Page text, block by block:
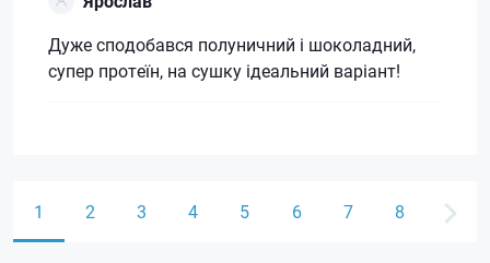
Дуже сподобався полуничний і шоколадний,
супер протеїн, на сушку ідеальний варіант!
1 2 3 4 5 6 7 8